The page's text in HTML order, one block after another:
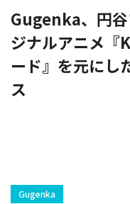
Gugenka、円谷
ジナルアニメ『
ード』を元にし
ス